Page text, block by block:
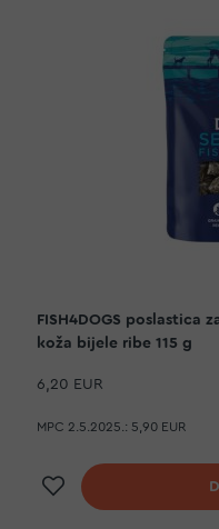
FISH4DOGS poslastica
koža bijele ribe 115 g
6,20 EUR
MPC 2.5.2025.: 5,90 EUR
Dodaj na